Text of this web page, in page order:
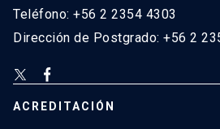
Teléfono: +56 2 2354 4303
Dirección de Postgrado: +56 2
ACREDITACIÓN